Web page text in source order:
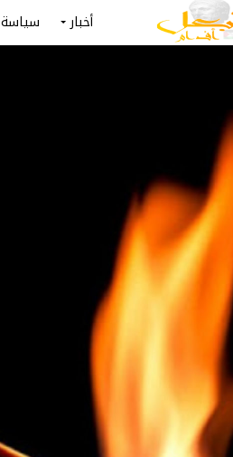
أخبار سياسة